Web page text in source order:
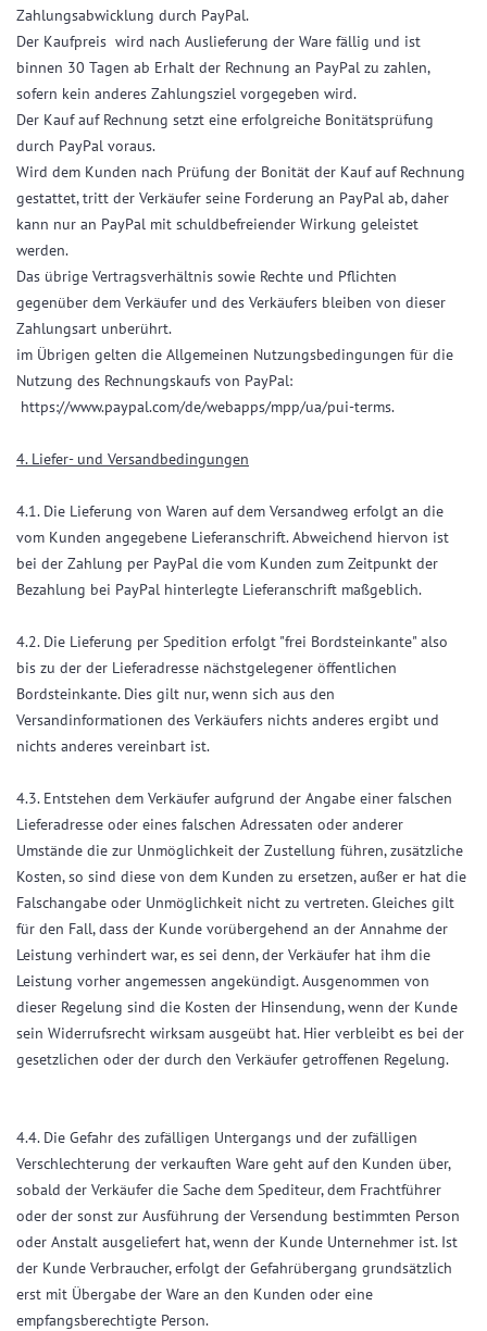
Zahlungsabwicklung durch PayPal.
Der Kaufpreis wird nach Auslieferung der Ware fällig und ist
binnen 30 Tagen ab Erhalt der Rechnung an PayPal zu zahlen,
sofern kein anderes Zahlungsziel vorgegeben wird.
Der Kauf auf Rechnung setzt eine erfolgreiche Bonitätsprüfung
durch PayPal voraus.
Wird dem Kunden nach Prüfung der Bonität der Kauf auf Rechnung
gestattet, tritt der Verkäufer seine Forderung an PayPal ab, daher
kann nur an PayPal mit schuldbefreiender Wirkung geleistet
werden.
Das übrige Vertragsverhältnis sowie Rechte und Pflichten
gegenüber dem Verkäufer und des Verkäufers bleiben von dieser
Zahlungsart unberührt.
im Übrigen gelten die Allgemeinen Nutzungsbedingungen für die
Nutzung des Rechnungskaufs von PayPal:
https://www.paypal.com/de/webapps/mpp/ua/pui-terms.
4. Liefer- und Versandbedingungen
4.1. Die Lieferung von Waren auf dem Versandweg erfolgt an die
vom Kunden angegebene Lieferanschrift. Abweichend hiervon ist
bei der Zahlung per PayPal die vom Kunden zum Zeitpunkt der
Bezahlung bei PayPal hinterlegte Lieferanschrift maßgeblich.
4.2. Die Lieferung per Spedition erfolgt "frei Bordsteinkante" also
bis zu der der Lieferadresse nächstgelegener öffentlichen
Bordsteinkante. Dies gilt nur, wenn sich aus den
Versandinformationen des Verkäufers nichts anderes ergibt und
nichts anderes vereinbart ist.
4.3. Entstehen dem Verkäufer aufgrund der Angabe einer falschen
Lieferadresse oder eines falschen Adressaten oder anderer
Umstände die zur Unmöglichkeit der Zustellung führen, zusätzliche
Kosten, so sind diese von dem Kunden zu ersetzen, außer er hat die
Falschangabe oder Unmöglichkeit nicht zu vertreten. Gleiches gilt
für den Fall, dass der Kunde vorübergehend an der Annahme der
Leistung verhindert war, es sei denn, der Verkäufer hat ihm die
Leistung vorher angemessen angekündigt. Ausgenommen von
dieser Regelung sind die Kosten der Hinsendung, wenn der Kunde
sein Widerrufsrecht wirksam ausgeübt hat. Hier verbleibt es bei der
gesetzlichen oder der durch den Verkäufer getroffenen Regelung.
4.4. Die Gefahr des zufälligen Untergangs und der zufälligen
Verschlechterung der verkauften Ware geht auf den Kunden über,
sobald der Verkäufer die Sache dem Spediteur, dem Frachtführer
oder der sonst zur Ausführung der Versendung bestimmten Person
oder Anstalt ausgeliefert hat, wenn der Kunde Unternehmer ist. Ist
der Kunde Verbraucher, erfolgt der Gefahrübergang grundsätzlich
erst mit Übergabe der Ware an den Kunden oder eine
empfangsberechtigte Person.